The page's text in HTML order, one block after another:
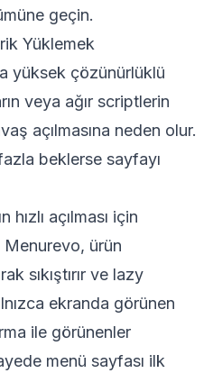
geçin.
Yüklemek
yüksek çözünürlüklü
veya ağır scriptlerin
açılmasına neden olur.
beklerse sayfayı
hızlı açılması için
ürün
sıkıştırır ve lazy
ekranda görünen
ile görünenler
menü sayfası ilk